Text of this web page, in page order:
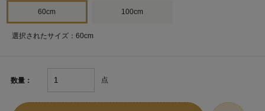
60cm 100cm
選択されたサイズ：60cm
数量： 点